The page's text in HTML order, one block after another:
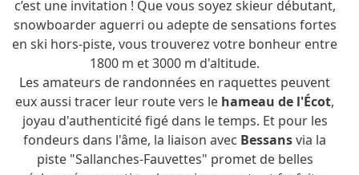
c’est une invitation ! Que vous soyez skieur débutant,
snowboarder aguerri ou adepte de sensations fortes
en ski hors-piste, vous trouverez votre bonheur entre
1800 m et 3000 m d'altitude.
Les amateurs de randonnées en raquettes peuvent
eux aussi tracer leur route vers le hameau de l'Écot,
joyau d'authenticité figé dans le temps. Et pour les
fondeurs dans l'âme, la liaison avec Bessansvia la
piste "Sallanches-Fauvettes" promet de belles